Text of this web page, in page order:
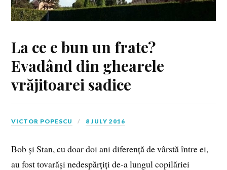
La ce e bun un frate?
Evadând din ghearele
vrăjitoarei sadice
VICTOR POPESCU 8 JULY 2016
Bob și Stan, cu doar doi ani diferență de vârstă între ei,
au fost tovarăși nedespărțiți de‑a lungul copilăriei